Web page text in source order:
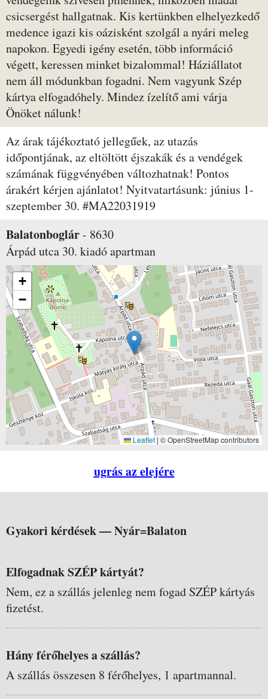
csicsergést hallgatnak. Kis kertünkben elhelyezkedő
medence igazi kis oázisként szolgál a nyári meleg
napokon. Egyedi igény esetén, több információ
végett, keressen minket bizalommal! Háziállatot
nem áll módunkban fogadni. Nem vagyunk Szép
kártya elfogadóhely. Mindez ízelítő ami várja
Önöket nálunk!
Az árak tájékoztató jellegűek, az utazás
időpontjának, az eltöltött éjszakák és a vendégek
számának függvényében változhatnak! Pontos
árakért kérjen ajánlatot! Nyitvatartásunk: június 1-
szeptember 30. #MA22031919
Balatonboglár- 8630
Árpád utca 30. kiadó apartman
+
−
Leaflet | © OpenStreetMap contributors
ugrás az elejére
Gyakori kérdések —Nyár=Balaton
Elfogadnak SZÉP kártyát?
Nem, ez a szállás jelenleg nem fogad SZÉP kártyás
fizetést.
Hány férőhelyes a szállás?
A szállás összesen 8 férőhelyes, 1 apartmannal.